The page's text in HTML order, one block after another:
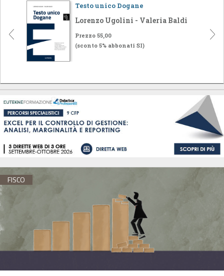
Testo unico Dogane
Lorenzo Ugolini - Valeria Baldi
Prezzo 55,00
(sconto 5% abbonati SI)
FISCO